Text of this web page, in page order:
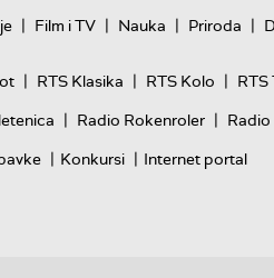
| Film i TV | Nauka | Priroda |
| RTS Klasika | RTS Kolo | RTS
| Radio Rokenroler |
| Konkursi | Internet portal